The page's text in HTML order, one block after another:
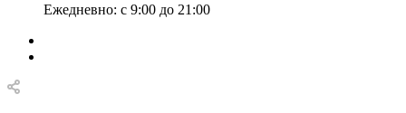
Ежедневно: с 9:00 до 21:00